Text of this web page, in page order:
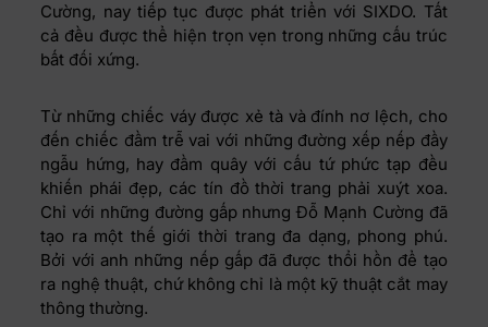
Cường, nay tiếp tục được phát triển với SIXDO. Tất
cả đều được thể hiện trọn vẹn trong những cấu trúc
bất đối xứng.
Từ những chiếc váy được xẻ tà và đính nơ lệch, cho
đến chiếc đầm trễ vai với những đường xếp nếp đầy
ngẫu hứng, hay đầm quây với cấu tứ phức tạp đều
khiến phái đẹp, các tín đồ thời trang phải xuýt xoa.
Chỉ với những đường gấp nhưng Đỗ Mạnh Cường đã
tạo ra một thế giới thời trang đa dạng, phong phú.
Bởi với anh những nếp gấp đã được thổi hồn để tạo
ra nghệ thuật, chứ không chỉ là một kỹ thuật cắt may
thông thường.